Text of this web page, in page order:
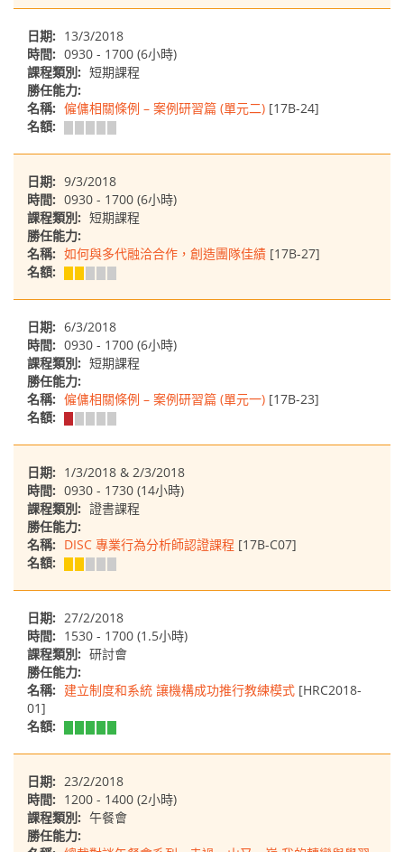
日期: 13/3/2018
時間: 0930 - 1700 (6小時)
課程類別: 短期課程
勝任能力:
名稱: 僱傭相關條例 – 案例研習篇 (單元二) [17B-24]
名額:
日期: 9/3/2018
時間: 0930 - 1700 (6小時)
課程類別: 短期課程
勝任能力:
名稱: 如何與多代融洽合作，創造團隊佳績 [17B-27]
名額:
日期: 6/3/2018
時間: 0930 - 1700 (6小時)
課程類別: 短期課程
勝任能力:
名稱: 僱傭相關條例 – 案例研習篇 (單元一) [17B-23]
名額:
日期: 1/3/2018 & 2/3/2018
時間: 0930 - 1730 (14小時)
課程類別: 證書課程
勝任能力:
名稱: DISC 專業行為分析師認證課程 [17B-C07]
名額:
日期: 27/2/2018
時間: 1530 - 1700 (1.5小時)
課程類別: 研討會
勝任能力:
名稱: 建立制度和系統 讓機構成功推行教練模式 [HRC2018-
01]
名額:
日期: 23/2/2018
時間: 1200 - 1400 (2小時)
課程類別: 午餐會
勝任能力: